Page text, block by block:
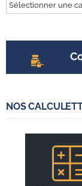
sur
NOS